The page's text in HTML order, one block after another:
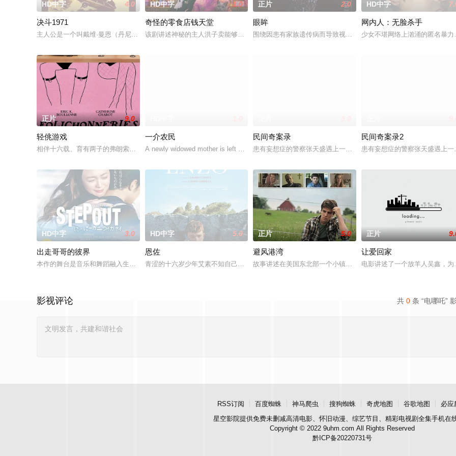
HD中字 4.0
决斗1971
主人公是一个叫戴维·曼恩（丹尼斯·韦弗 Dennis Weaver 饰）的中年男人，这天他在空无一人的州际公路上独自驾车
HD中字 1.0
奇怪的零食店钱天堂
该剧讲述神秘的主人洪子卖能够实现人们愿望的神秘零食，以及人们来到那里展开一段魔法般的故事。
正片 2.0
眼眸
围绕因患有家族遗传病而导致视力逐渐丧失的摄影师瑞真展开。在面
HD中字
网内人：无脸杀手
少女不堪网络上汹涌的匿名暴
正片 9.0
轻佻游戏
相伴十六载、育有两子的弗朗索瓦与朱莉陷入灵肉疏离。为探索真实自我，他们开启开放式关系，纵身情欲迷局……然世事岂能尽如人意
一介农民
A newly widowed mother is left with the care of an alcoholic
民间奇案录
患有妄想症的警察张天盛遇上一起离奇的神像杀人事件，勘案过程中
民间奇案录2
患有妄想症的警察张天盛遇上一
HD中字 3.0
出走哥哥的彼界
本作的舞台是音乐和舞蹈融入生活的冲绳。与母亲朱音、妹妹舞一起生活的照屋踊，憧憬舞蹈学校的丽莎，开始了舞蹈生涯。朱音为了支
HD中字 5.0
恩佐
青涩的十六岁少年艾素不知自己想要什么，却清楚自己不要什么：父母享受的中产生活、哥哥向往的名校前
正片 5.0
避风港湾
故事讲述在美国东北部一个小镇的农场，一个怀抱音乐理想的男孩，
正片
让爱回家
电影讲述了一个放羊人吴鑫，
共 0 条 “电哪吒”
影视评论
RSS订阅 百度蜘蛛 神马爬虫 搜狗蜘蛛 奇虎地图 谷歌地图
必应
星空影院提供免费未删减高清电影、怀旧动漫、综艺节目、精彩电视剧全集手机在
Copyright © 2022 9uhm.com All Rights Reserved
黔ICP备20220731号